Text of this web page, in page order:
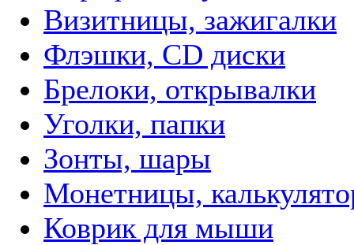
Визитницы, зажигалки
Флэшки, CD диски
Брелоки, открывалки
Уголки, папки
Зонты, шары
Монетницы,
Коврик для мыши